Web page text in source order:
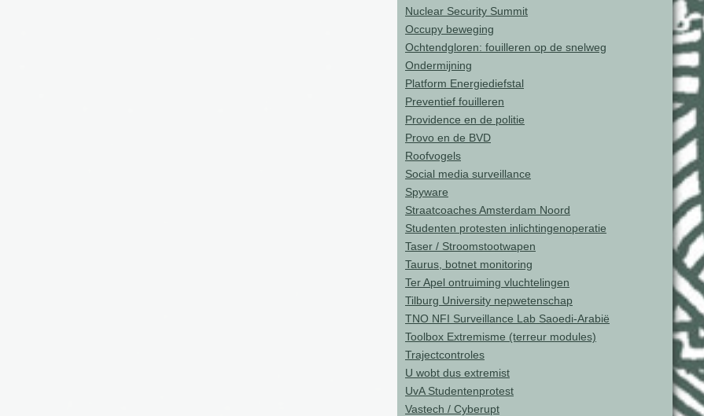
Nuclear Security Summit
Occupy beweging
Ochtendgloren: fouilleren op de snelweg
Ondermijning
Platform Energiediefstal
Preventief fouilleren
Providence en de politie
Provo en de BVD
Roofvogels
Social media surveillance
Spyware
Straatcoaches Amsterdam Noord
Studenten protesten inlichtingenoperatie
Taser / Stroomstootwapen
Taurus, botnet monitoring
Ter Apel ontruiming vluchtelingen
Tilburg University nepwetenschap
TNO NFI Surveillance Lab Saoedi-Arabië
Toolbox Extremisme (terreur modules)
Trajectcontroles
U wobt dus extremist
UvA Studentenprotest
Vastech / Cyberupt